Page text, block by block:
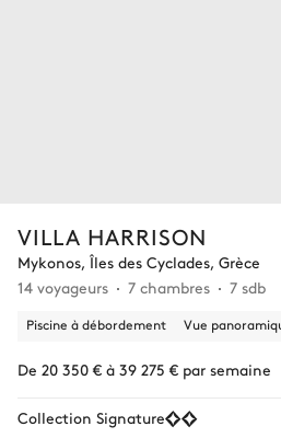
VILLA HARRISON
Mykonos, Îles des Cyclades, Grèce
14 voyageurs
7 chambres 7 sdb
Piscine à débordement Vue
De 20 350 € à 39 275 € par semaine
Collection Signature